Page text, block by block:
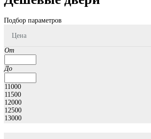
Подбор параметров
Цена
От
До
11000
11500
12000
12500
13000